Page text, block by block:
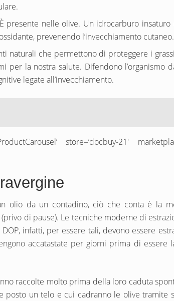
nelle olive. Un idrocarburo insaturo
prevenendo l’invecchiamento cutaneo.
naturali che permettono di proteggere i
per la nostra salute. Difendono
legate all’invecchiamento.
store=’docbuy-21′
da un contadino, ciò che conta è la
di pause). Le tecniche moderne di
infatti, per essere tali, devono essere
accatastate per giorni prima di essere
raccolte molto prima della loro caduta
un telo e cui cadranno le olive tramite